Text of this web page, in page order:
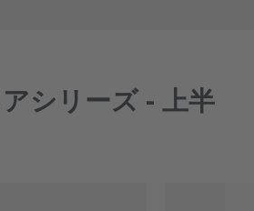
シリーズ - 上半